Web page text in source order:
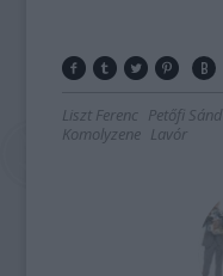
Liszt Ferenc Petőfi
Komolyzene Lavór